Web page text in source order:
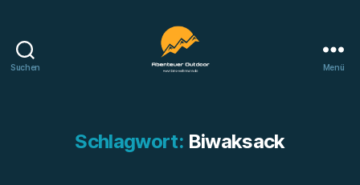
Suchen Menü
Schlagwort: Biwaksack